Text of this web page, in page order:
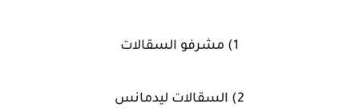
1) مشرفو السقالات
2) السقالات ليدمانس